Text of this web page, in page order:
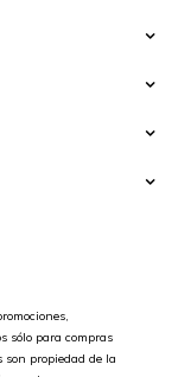
sólo para compras
propiedad de la